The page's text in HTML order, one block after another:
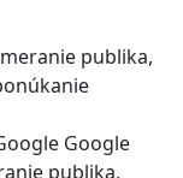
publika,
Google
publika,